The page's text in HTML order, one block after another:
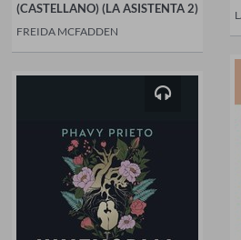
(CASTELLANO) (LA ASISTENTA 2)
FREIDA MCFADDEN